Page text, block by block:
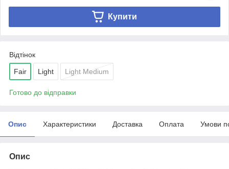
Купити
Відтінок
Fair Light Light Medium
Готово до відправки
Опис Характеристики Доставка Оплата Умови
Опис